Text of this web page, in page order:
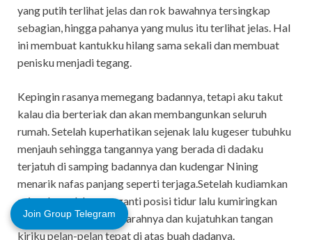
yang putih terlihat jelas dan rok bawahnya tersingkap
sebagian, hingga pahanya yang mulus itu terlihat jelas. Hal
ini membuat kantukku hilang sama sekali dan membuat
penisku menjadi tegang.
Kepingin rasanya memegang badannya, tetapi aku takut
kalau dia berteriak dan akan membangunkan seluruh
rumah. Setelah kuperhatikan sejenak lalu kugeser tubuhku
menjauh sehingga tangannya yang berada di dadaku
terjatuh di samping badannya dan kudengar Nining
menarik nafas panjang seperti terjaga.Setelah kudiamkan
sejenak, seolah mengganti posisi tidur lalu kumiringkan
tidurku menghadap ke arahnya dan kujatuhkan tangan
kiriku pelan-pelan tepat di atas buah dadanya.
Join Group Telegram